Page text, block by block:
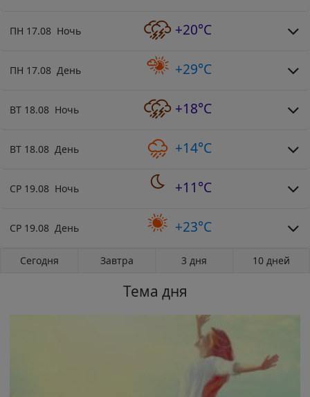
ПН 17.08 Ночь +20°C
ПН 17.08 День +29°C
ВТ 18.08 Ночь +18°C
ВТ 18.08 День +14°C
СР 19.08 Ночь +11°C
СР 19.08 День +23°C
Сегодня Завтра 3 дня 10 дней
Тема дня